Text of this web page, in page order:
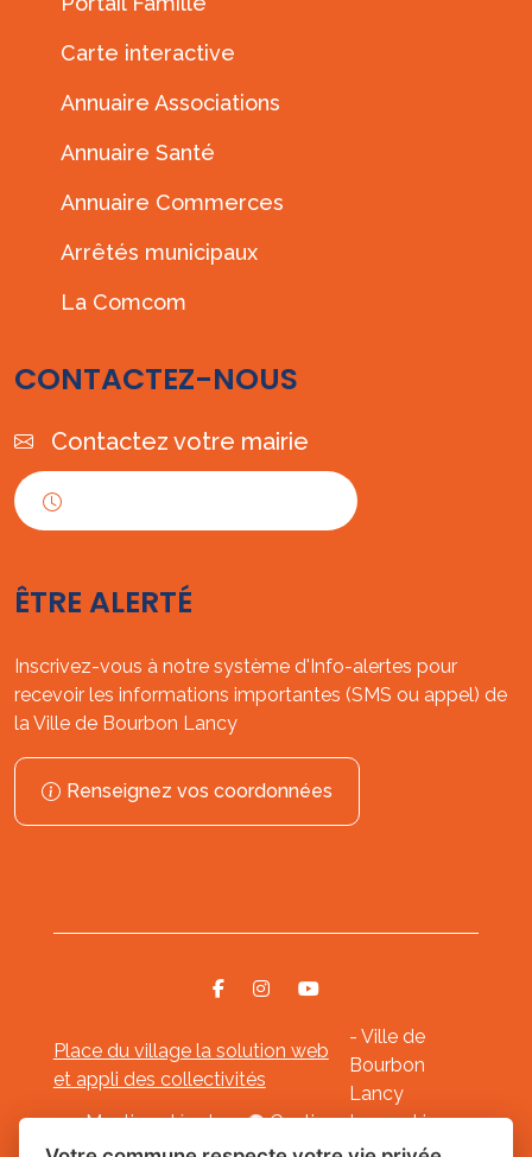
Carte interactive
Annuaire Associations
Annuaire Santé
Annuaire Commerces
Arrêtés municipaux
La Comcom
CONTACTEZ-NOUS
Contactez votre mairie
ÊTRE ALERTÉ
Inscrivez-vous à notre système d'Info-alertes pour
recevoir les informations importantes (SMS ou appel) de
la Ville de Bourbon Lancy
Renseignez vos coordonnées
Place du village la solution web
et appli des collectivités
- Ville de
Bourbon
Lancy
Mentions légales- Gestion des cookies